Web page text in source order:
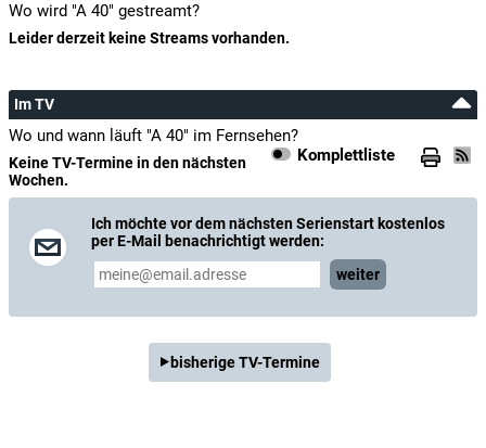
Wo wird "A 40" gestreamt?
Leider derzeit keine Streams vorhanden.
Im TV
Wo und wann läuft "A 40" im Fernsehen?
Komplettliste
Keine TV-Termine in den nächsten
Wochen.
Ich möchte vor dem nächsten Serienstart kostenlos
per E-Mail benachrichtigt werden:
weiter
bisherige TV-Termine